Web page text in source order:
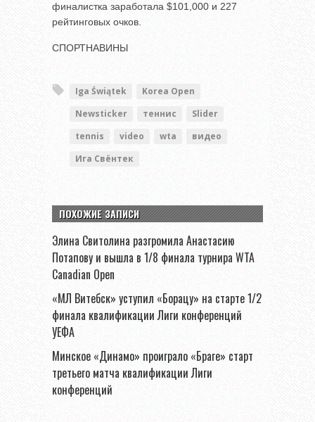
финалистка заработала $101,000 и 227
рейтинговых очков.
СПОРТНАВИНЫ
Iga Świątek
Korea Open
Newsticker
теннис
Slider
tennis
video wta
видео
Ига Свёнтек
ПОХОЖИЕ ЗАПИСИ
Элина Свитолина разгромила Анастасию
Потапову и вышла в 1/8 финала турнира WTA
Canadian Open
«МЛ Витебск» уступил «Борацу» на старте 1/2
финала квалификации Лиги конференций
УЕФА
Минское «Динамо» проиграло «Браге» старт
третьего матча квалификации Лиги
конференций